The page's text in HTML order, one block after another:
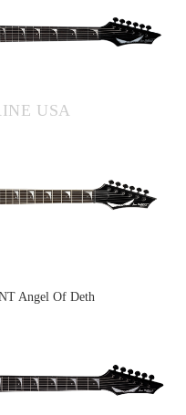
USA
Angel Of Deth